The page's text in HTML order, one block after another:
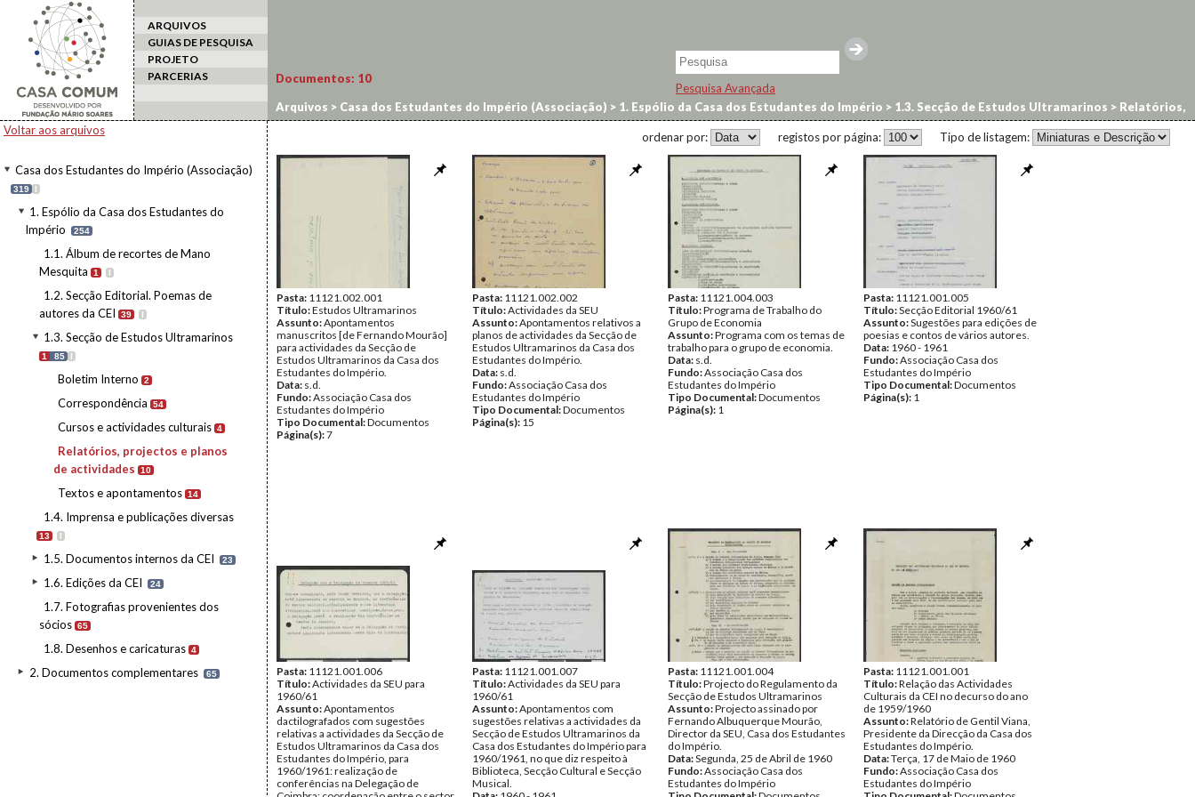
ARQUIVOS
GUIAS DE PESQUISA
PROJETO
PARCERIAS
Pesquisa Avançada
Voltar aos arquivos
Casa dos Estudantes do Império (Associação)
319 I
1. Espólio da Casa dos Estudantes do
Império
254
1.1. Álbum de recortes de Mano
Mesquita
1 I
1.2. Secção Editorial. Poemas de
autores da CEI
39 I
1.3. Secção de Estudos Ultramarinos
1 85 I
Boletim Interno 2
Correspondência 54
Cursos e actividades culturais 4
Relatórios, projectos e planos
de actividades
10
Textos e apontamentos 14
1.4. Imprensa e publicações diversas
13 I
1.5. Documentos internos da CEI 23
1.6. Edições da CEI 24
1.7. Fotografias provenientes dos
sócios 65
1.8. Desenhos e caricaturas 4
2. Documentos complementares 65
Documentos: 10
Arquivos > Casa dos Estudantes do Império (Associação) > 1. Espólio da Casa dos Estudantes do Império > 1.3. Secção de Estudos Ultramarinos > Relatórios,
projectos e planos de actividades
Tipo de listagem:
registos por página:
ordenar por:
Pasta: 11121.002.001
Título:Estudos Ultramarinos
Assunto:Apontamentos
manuscritos [de Fernando Mourão]
para actividades da Secção de
Estudos Ultramarinos da Casa dos
Estudantes do Império.
Data: s.d.
Fundo:Associação Casa dos
Estudantes do Império
Tipo Documental:Documentos
Página(s):7
Pasta: 11121.002.002
Título:Actividades da SEU
Assunto:Apontamentos relativos a
planos de actividades da Secção de
Estudos Ultramarinos da Casa dos
Estudantes do Império.
Data: s.d.
Fundo:Associação Casa dos
Estudantes do Império
Tipo Documental:Documentos
Página(s): 15
Pasta: 11121.004.003
Título:Programa de Trabalho do
Grupo de Economia
Assunto:Programa com os temas de
trabalho para o grupo de economia.
Data: s.d.
Fundo:Associação Casa dos
Estudantes do Império
Tipo Documental:Documentos
Página(s): 1
Pasta: 11121.001.005
Título:Secção Editorial 1960/61
Assunto:Sugestões para edições de
poesias e contos de vários autores.
Data: 1960 - 1961
Fundo:Associação Casa dos
Estudantes do Império
Tipo Documental:Documentos
Página(s): 1
Pasta: 11121.001.006
Título:Actividades da SEU para
1960/61
Assunto:Apontamentos
dactilografados com sugestões
relativas a actividades da Secção de
Estudos Ultramarinos da Casa dos
Estudantes do Império, para
1960/1961: realização de
conferências na Delegação de
Pasta: 11121.001.007
Título:Actividades da SEU para
1960/61
Assunto:Apontamentos com
sugestões relativas a actividades da
Secção de Estudos Ultramarinos da
Casa dos Estudantes do Império para
1960/1961, no que diz respeito à
Biblioteca, Secção Cultural e Secção
Musical.
Pasta: 11121.001.004
Título:Projecto do Regulamento da
Secção de Estudos Ultramarinos
Assunto:Projecto assinado por
Fernando Albuquerque Mourão,
Director da SEU, Casa dos Estudantes
do Império.
Data:Segunda, 25 de Abril de 1960
Fundo:Associação Casa dos
Estudantes do Império
Pasta: 11121.001.001
Título:Relação das Actividades
Culturais da CEI no decurso do ano
de 1959/1960
Assunto:Relatório de Gentil Viana,
Presidente da Direcção da Casa dos
Estudantes do Império.
Data:Terça, 17 de Maio de 1960
Fundo:Associação Casa dos
Estudantes do Império